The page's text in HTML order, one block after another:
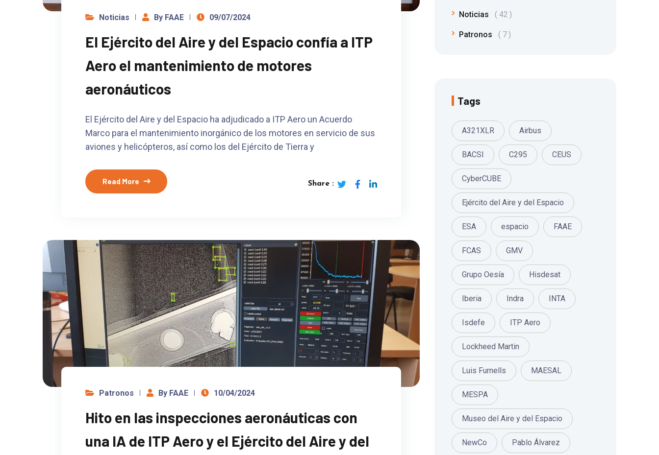
Noticias By FAAE 09/07/2024
El Ejército del Aire y del Espacio confía a ITP
Aero el mantenimiento de motores
aeronáuticos
El Ejército del Aire y del Espacio ha adjudicado a ITP Aero un Acuerdo
Marco para el mantenimiento inorgánico de los motores en servicio de sus
aviones y helicópteros, así como los del Ejército de Tierra y
Read More Share :
Patronos By FAAE 10/04/2024
Hito en las inspecciones aeronáuticas con
una IA de ITP Aero y el Ejército del Aire y del
Noticias 42
Patronos 7
Tags
A321XLR Airbus
BACSI C295 CEUS
CyberCUBE
Ejército del Aire y del Espacio
ESA espacio FAAE
FCAS GMV
Grupo Oesía Hisdesat
Iberia Indra INTA
Isdefe ITP Aero
Lockheed Martin
Luis Furnells MAESAL
MESPA
Museo del Aire y del Espacio
NewCo Pablo Álvarez